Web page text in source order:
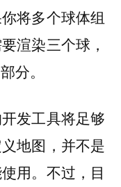
将多个球体组
渲染三个球，
分。
发工具将足够
地图，并不是
用。不过，目